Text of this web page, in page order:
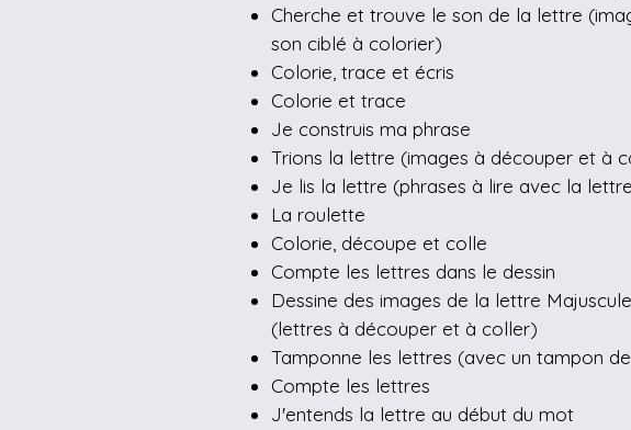
Cherche et trouve le son de la lettre
son ciblé à colorier)
Colorie, trace et écris
Colorie et trace
Je construis ma phrase
Trions la lettre (images à découper et à
Je lis la lettre (phrases à lire avec la
La roulette
Colorie, découpe et colle
Compte les lettres dans le dessin
Dessine des images de la lettre
(lettres à découper et à coller)
Tamponne les lettres (avec un tampon
Compte les lettres
J'entends la lettre au début du mot